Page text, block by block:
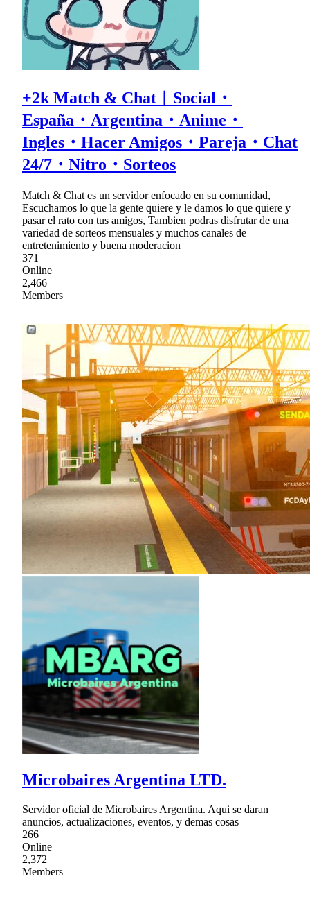
+2k Match & Chat︱Social・
España・Argentina・Anime・
Ingles・Hacer Amigos・Pareja・Chat
24/7・Nitro・Sorteos
Match & Chat es un servidor enfocado en su comunidad,
Escuchamos lo que la gente quiere y le damos lo que quiere y
pasar el rato con tus amigos, Tambien podras disfrutar de una
variedad de sorteos mensuales y muchos canales de
entretenimiento y buena moderacion
371
Online
2,466
Members
Microbaires Argentina LTD.
Servidor oficial de Microbaires Argentina. Aqui se daran
anuncios, actualizaciones, eventos, y demas cosas
266
Online
2,372
Members